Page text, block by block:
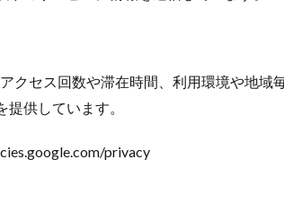
クセス回数や滞在時間、利用環境や地域
供しています。
privacy